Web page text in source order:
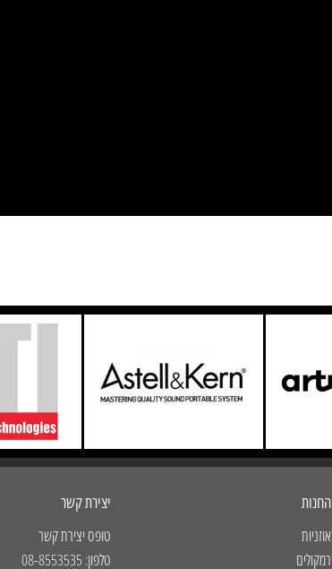
החנות
אוזניות
רמקולים
יצירת קשר
טופס יצירת קשר
טלפון: 08-8553535